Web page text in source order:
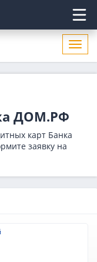
ДОМ.РФ
карт Банка
заявку на
ставкой и грейс-
- 1.